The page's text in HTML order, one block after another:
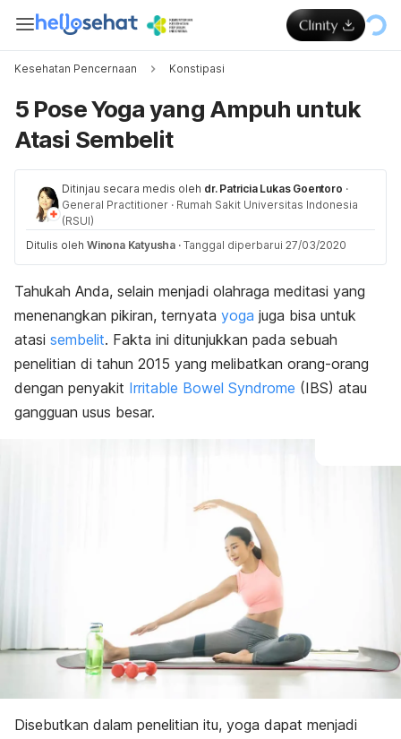
Kesehatan Pencernaan Konstipasi
5 Pose Yoga yang Ampuh untuk
Atasi Sembelit
Ditinjau secara medis oleh dr. Patricia Lukas Goentoro ·
General Practitioner · Rumah Sakit Universitas Indonesia
(RSUI)
Ditulis oleh Winona Katyusha · Tanggal diperbarui 27/03/2020
Tahukah Anda, selain menjadi olahraga meditasi yang
menenangkan pikiran, ternyata yoga juga bisa untuk
atasi sembelit. Fakta ini ditunjukkan pada sebuah
penelitian di tahun 2015 yang melibatkan orang-orang
dengan penyakit Irritable Bowel Syndrome (IBS) atau
gangguan usus besar.
Disebutkan dalam penelitian itu, yoga dapat menjadi